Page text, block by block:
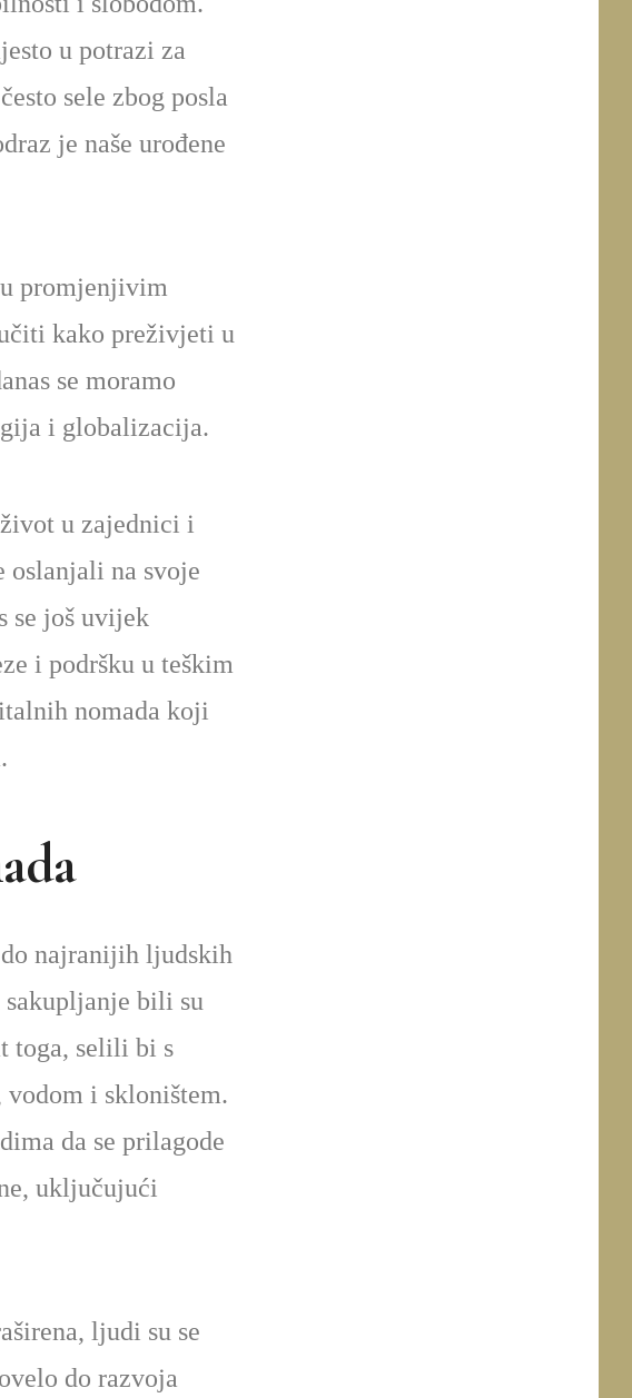
u potrazi za
sele zbog posla
je naše urođene
promjenjivim
kako preživjeti u
se moramo
i globalizacija.
u zajednici i
oslanjali na svoje
se još uvijek
i podršku u teškim
nomada koji
najranijih ljudskih
bili su
toga, selili bi s
vodom i skloništem.
da se prilagode
uključujući
ljudi su se
do razvoja